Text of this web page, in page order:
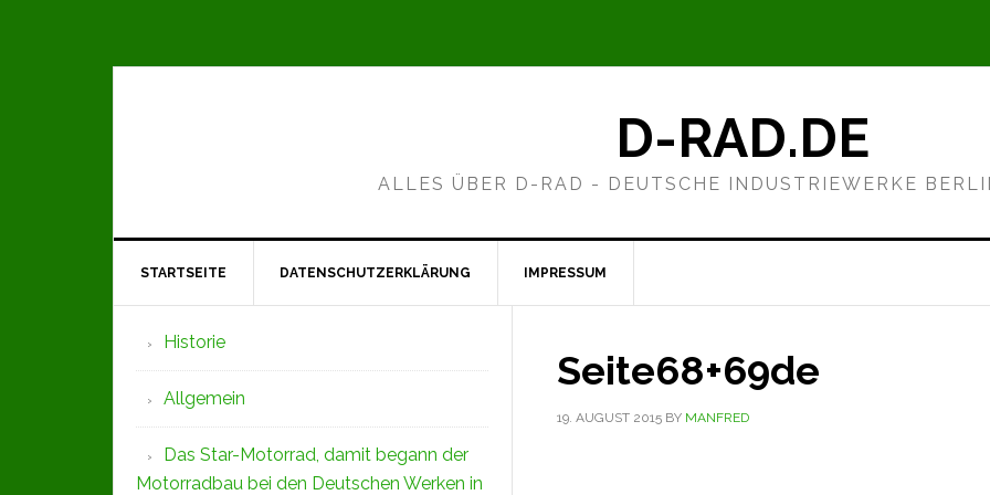
D-RAD.DE
ALLES ÜBER D-RAD - DEUTSCHE INDUSTRIEWERKE
STARTSEITE DATENSCHUTZERKLÄRUNG IMPRESSUM
Seite68+69de
19. AUGUST 2015 BY MANFRED
Seitenspalte
Historie
Allgemein
Das Star-Motorrad, damit begann der
Motorradbau bei den Deutschen Werken in